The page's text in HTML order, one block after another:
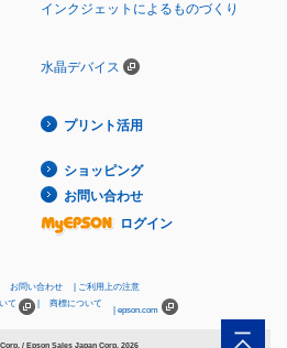
インクジェットによるものづくり
水晶デバイス
プリント活用
ショッピング
お問い合わせ
ログイン
お問い合わせ
ご利用上の注意
て
商標について
epson.com
/ Epson Sales Japan Corp. 2026